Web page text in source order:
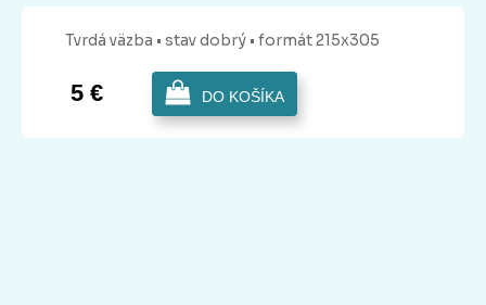
Tvrdá väzba • stav dobrý • formát 215x305
5 € DO KOŠÍKA